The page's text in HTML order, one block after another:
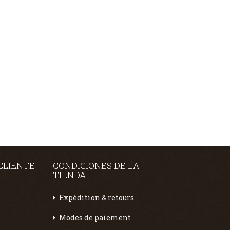
CONDICIONES DE LA
TIENDA
Expédition & retours
Modes de paiement